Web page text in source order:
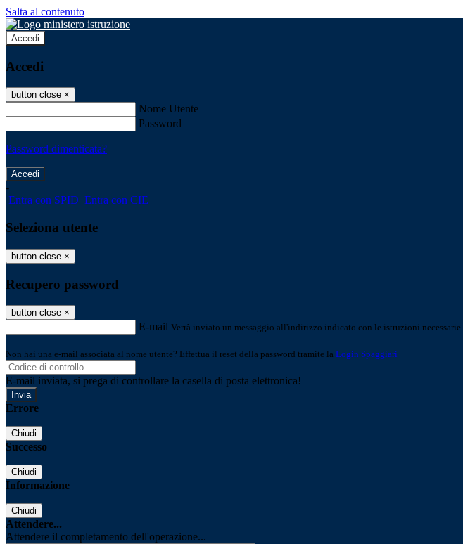
Salta al contenuto
Accedi
Accedi
button close ×
Nome Utente
Password
Password dimenticata?
-
Entra con SPID Entra con CIE
Seleziona utente
button close ×
Recupero password
button close ×
E-mail Verrà inviato un messaggio all'indirizzo indicato con le istruzioni necessarie.
Non hai una e-mail associata al nome utente? Effettua il reset della password tramite la Login Spaggiari
E-mail inviata, si prega di controllare la casella di posta elettronica!
Errore
Chiudi
Successo
Chiudi
Informazione
Chiudi
Attendere...
Attendere il completamento dell'operazione...